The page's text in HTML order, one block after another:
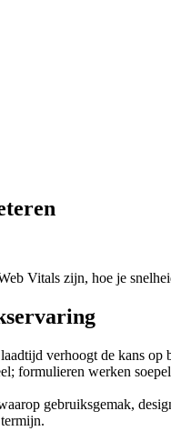
Vitals zijn, hoe je
verhoogt de kans
formulieren werken
gebruiksgemak,